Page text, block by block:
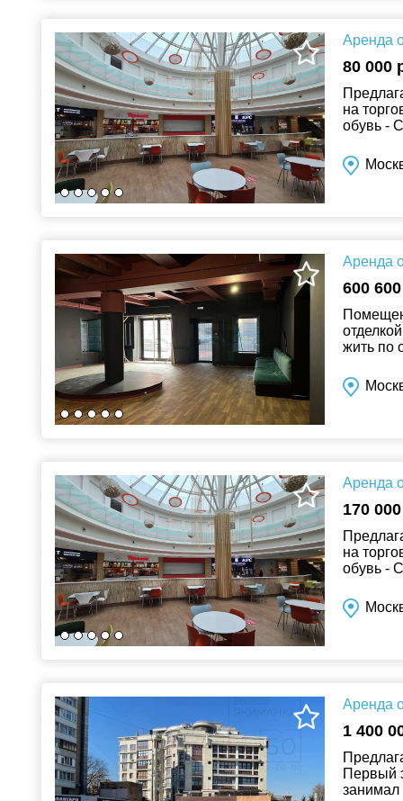
Аренда
80 000
на
обувь -
Аренда
600
жить по
Аренда
170
на
обувь -
Аренда
1 400
Первый
занимал